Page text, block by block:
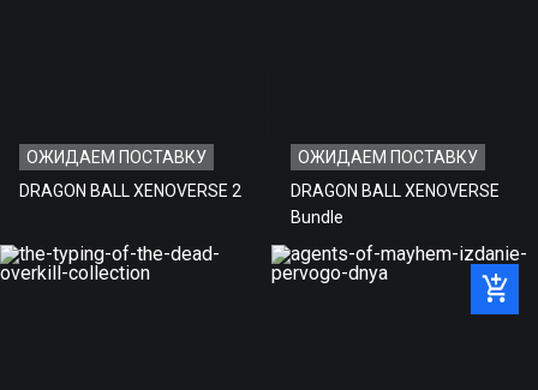
ОЖИДАЕМ ПОСТАВКУ
DRAGON BALL XENOVERSE 2
ОЖИДАЕМ ПОСТАВКУ
DRAGON BALL XENOVERSE
Bundle